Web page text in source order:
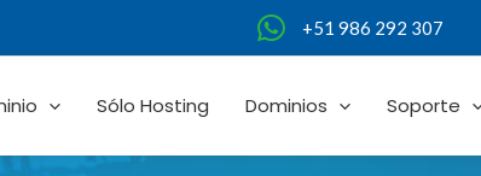
+51 986 292 307
Sólo Hosting Dominios Soporte